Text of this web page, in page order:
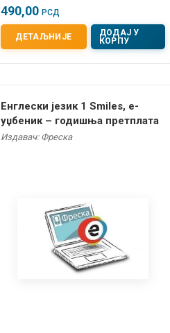
490,00 РСД
ДЕТАЉНИЈЕ
ДОДАЈ У
КОРПУ
Енглески језик 1 Smiles, е-
уџбеник – годишња претплата
Издавач: Фреска